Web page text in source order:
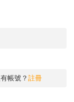
帳號？註冊